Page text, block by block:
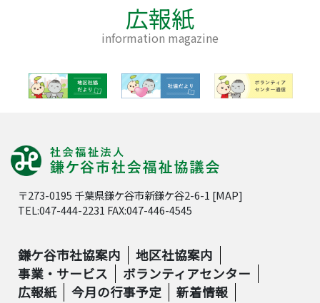
広報紙
information magazine
〒273-0195 千葉県鎌ケ谷市新鎌ケ谷2-6-1 [MAP]
TEL:047-444-2231 FAX:047-446-4545
鎌ケ谷市社協案内
地区社協案内
事業・サービス
ボランティアセンター
広報紙
今月の行事予定
新着情報